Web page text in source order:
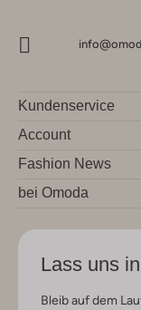
Kundenservice
Account
Fashion News
bei Omoda
Lass uns
Bleib auf dem